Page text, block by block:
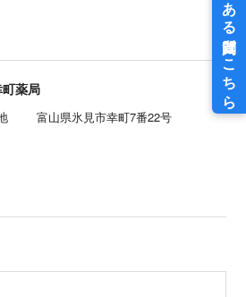
薬局
富山県氷見市幸町7番22号